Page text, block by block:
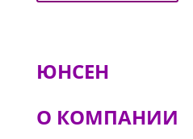
ЮНСЕН
О КОМПАНИИ